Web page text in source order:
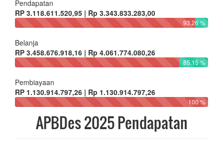
Pendapatan
RP 3.118.611.520,95 | Rp 3.343.833.283,00
93.26 %
Belanja
RP 3.458.676.918,16 | Rp 4.061.774.080,26
85.15 %
Pembiayaan
RP 1.130.914.797,26 | Rp 1.130.914.797,26
100 %
APBDes 2025 Pendapatan